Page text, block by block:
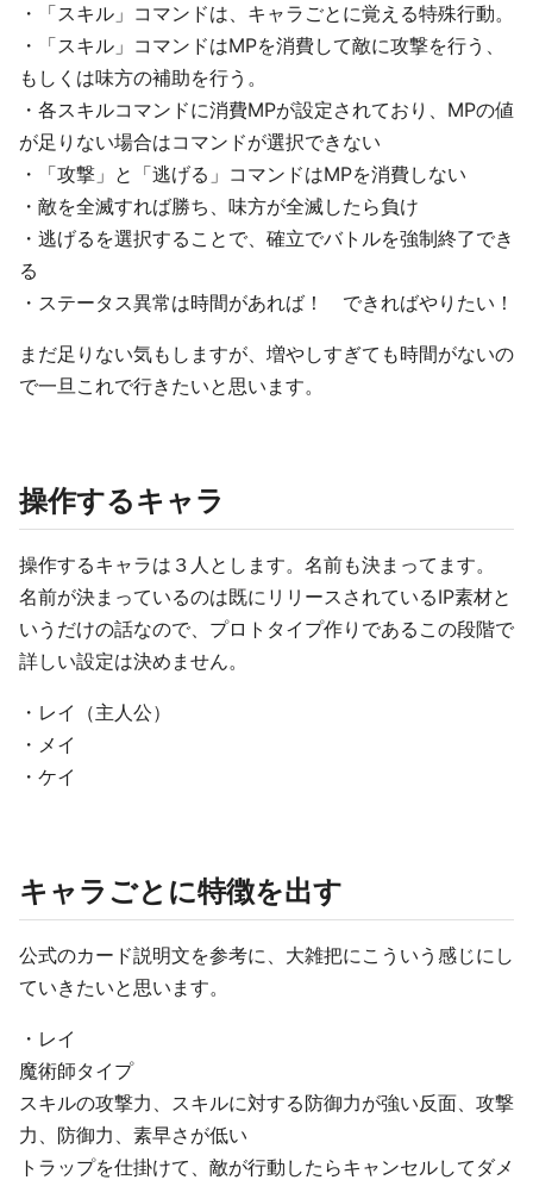
・「スキル」コマンドは、キャラごとに覚える特殊行動。
・「スキル」コマンドはMPを消費して敵に攻撃を行う、
もしくは味方の補助を行う。
・各スキルコマンドに消費MPが設定されており、MPの値
が足りない場合はコマンドが選択できない
・「攻撃」と「逃げる」コマンドはMPを消費しない
・敵を全滅すれば勝ち、味方が全滅したら負け
・逃げるを選択することで、確立でバトルを強制終了でき
る
・ステータス異常は時間があれば！ できればやりたい！
まだ足りない気もしますが、増やしすぎても時間がないの
で一旦これで行きたいと思います。
操作するキャラ
操作するキャラは３人とします。名前も決まってます。
名前が決まっているのは既にリリースされているIP素材と
いうだけの話なので、プロトタイプ作りであるこの段階で
詳しい設定は決めません。
・レイ（主人公）
・メイ
・ケイ
キャラごとに特徴を出す
公式のカード説明文を参考に、大雑把にこういう感じにし
ていきたいと思います。
・レイ
魔術師タイプ
スキルの攻撃力、スキルに対する防御力が強い反面、攻撃
力、防御力、素早さが低い
トラップを仕掛けて、敵が行動したらキャンセルしてダメ